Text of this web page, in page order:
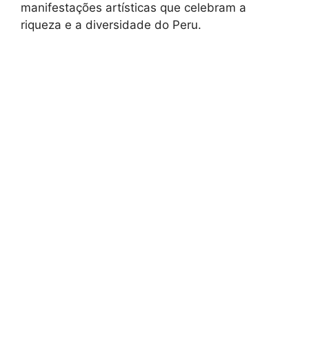
manifestações artísticas que celebram a
riqueza e a diversidade do Peru.